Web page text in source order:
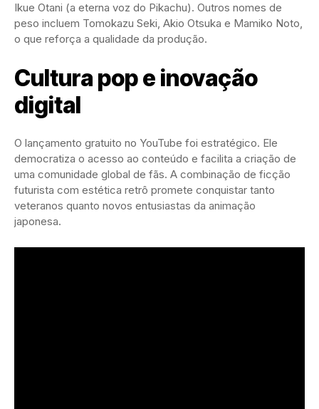
Ikue Otani (a eterna voz do Pikachu). Outros nomes de
peso incluem Tomokazu Seki, Akio Otsuka e Mamiko Noto,
o que reforça a qualidade da produção.
Cultura pop e inovação
digital
O lançamento gratuito no YouTube foi estratégico. Ele
democratiza o acesso ao conteúdo e facilita a criação de
uma comunidade global de fãs. A combinação de ficção
futurista com estética retrô promete conquistar tanto
veteranos quanto novos entusiastas da animação
japonesa.